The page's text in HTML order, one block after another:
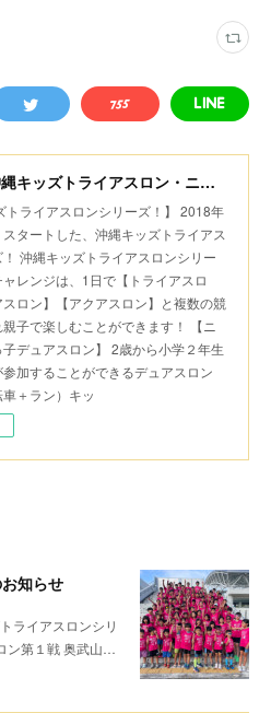
【公式】沖縄キッズトライアスロン・ニコニコちびっ子デュアスロン・美ら島スポーツ
トライアスロンシリーズ！】 2018年
タートした、沖縄キッズトライアス
沖縄キッズトライアスロンシリー
レンジは、1日で【トライアスロ
ロン】【アクアスロン】と複数の競
子で楽しむことができます！ 【ニ
子デュアスロン】 2歳から小学２年生
加することができるデュアスロン
車＋ラン）キッ
知らせ
ライアスロンシリ
ン第１戦 奥武山…